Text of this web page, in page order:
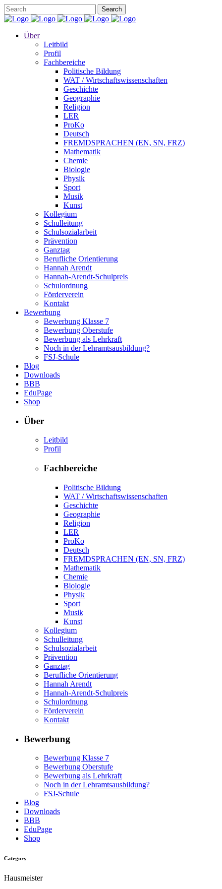
Über
Leitbild
Profil
Fachbereiche
Politische Bildung
WAT / Wirtschaftswissenschaften
Geschichte
Geographie
Religion
LER
ProKo
Deutsch
FREMDSPRACHEN (EN, SN, FRZ)
Mathematik
Chemie
Biologie
Physik
Sport
Musik
Kunst
Kollegium
Schulleitung
Schulsozialarbeit
Prävention
Ganztag
Berufliche Orientierung
Hannah Arendt
Hannah-Arendt-Schulpreis
Schulordnung
Förderverein
Kontakt
Bewerbung
Bewerbung Klasse 7
Bewerbung Oberstufe
Bewerbung als Lehrkraft
Noch in der Lehramtsausbildung?
FSJ-Schule
Blog
Downloads
BBB
EduPage
Shop
Über
Leitbild
Profil
Fachbereiche
Politische Bildung
WAT / Wirtschaftswissenschaften
Geschichte
Geographie
Religion
LER
ProKo
Deutsch
FREMDSPRACHEN (EN, SN, FRZ)
Mathematik
Chemie
Biologie
Physik
Sport
Musik
Kunst
Kollegium
Schulleitung
Schulsozialarbeit
Prävention
Ganztag
Berufliche Orientierung
Hannah Arendt
Hannah-Arendt-Schulpreis
Schulordnung
Förderverein
Kontakt
Bewerbung
Bewerbung Klasse 7
Bewerbung Oberstufe
Bewerbung als Lehrkraft
Noch in der Lehramtsausbildung?
FSJ-Schule
Blog
Downloads
BBB
EduPage
Shop
Category
Hausmeister